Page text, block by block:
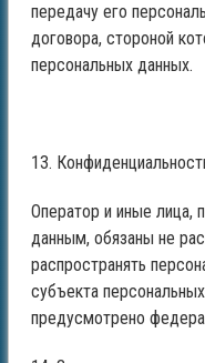
передачу его
договора, стороной
персональных данных.
13.
Оператор и иные лица,
данным, обязаны не
распространять
субъекта
предусмотрено